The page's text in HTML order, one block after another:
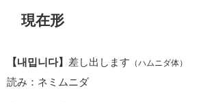
現在形
【내밉니다】 差し出します （ハムニダ体）
読み：ネミムニダ